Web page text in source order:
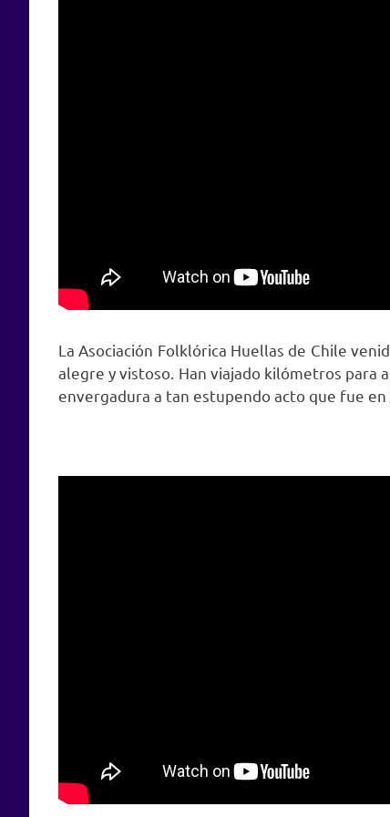
La Asociación Folklórica Huellas de Chile
alegre y vistoso. Han viajado kilómetros para
envergadura a tan estupendo acto que fue